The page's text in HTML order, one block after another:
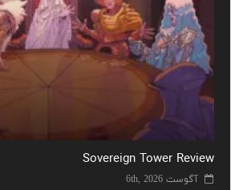
Sovereign Tower Review
آگوست 6th, 2026